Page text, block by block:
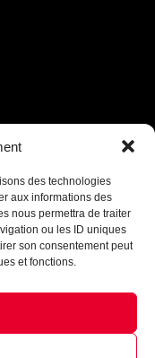
des technologies
aux informations des
nous permettra de traiter
ou les ID uniques
son consentement peut
et fonctions.